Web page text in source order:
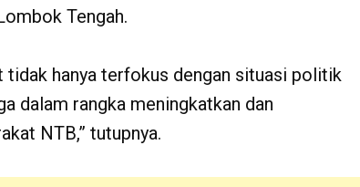
Tengah.
tidak hanya terfokus dengan situasi politik
dalam rangka meningkatkan dan
NTB,” tutupnya.